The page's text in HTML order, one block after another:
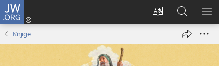
JW.ORG
Promijeni
Prijava
(otvara
JW.ORG
|
Pretraga
Knjige